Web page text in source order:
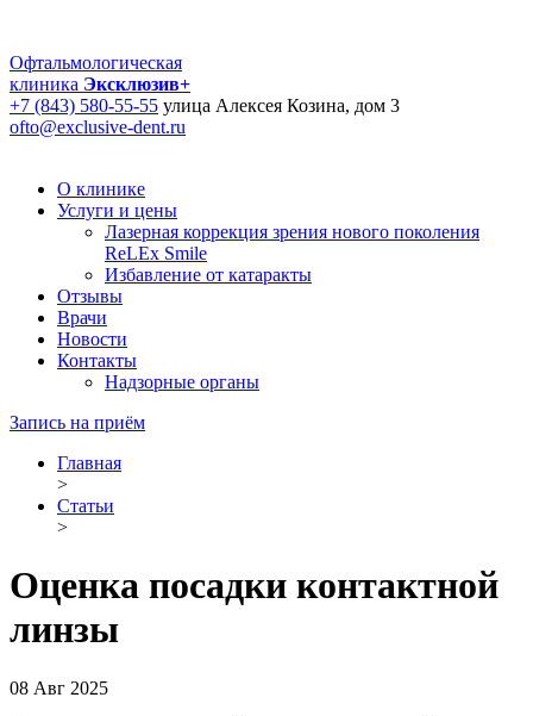
Офтальмологическая
клиника Эксклюзив+
+7 (843) 580-55-55 улица Алексея Козина, дом 3
ofto@exclusive-dent.ru
О клинике
Услуги и цены
Лазерная коррекция зрения нового поколения
ReLEx Smile
Избавление от катаракты
Отзывы
Врачи
Новости
Контакты
Надзорные органы
Запись на приём
Главная
>
Статьи
>
Оценка посадки контактной
линзы
08 Авг 2025